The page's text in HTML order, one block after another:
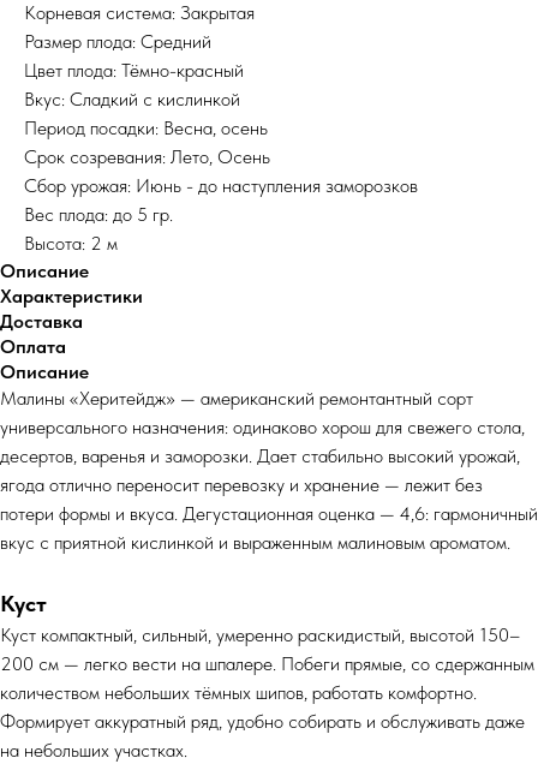
Корневая система: Закрытая
Размер плода: Средний
Цвет плода: Тёмно-красный
Вкус: Сладкий с кислинкой
Период посадки: Весна, осень
Срок созревания: Лето, Осень
Сбор урожая: Июнь - до наступления заморозков
Вес плода: до 5 гр.
Высота: 2 м
Описание
Характеристики
Доставка
Оплата
Описание
Малины «Херитейдж» — американский ремонтантный сорт
универсального назначения: одинаково хорош для свежего стола,
десертов, варенья и заморозки. Дает стабильно высокий урожай,
ягода отлично переносит перевозку и хранение — лежит без
потери формы и вкуса. Дегустационная оценка — 4,6: гармоничный
вкус с приятной кислинкой и выраженным малиновым ароматом.
Куст
Куст компактный, сильный, умеренно раскидистый, высотой 150–
200 см — легко вести на шпалере. Побеги прямые, со сдержанным
количеством небольших тёмных шипов, работать комфортно.
Формирует аккуратный ряд, удобно собирать и обслуживать даже
на небольших участках.